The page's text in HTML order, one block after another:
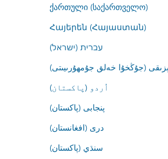
ქართული (საქართველო)
Հայերեն (Հայաստան)
עברית (ישראל)
(جۇڭخۇا خەلق جۇمھۇرىيىتى)
اُردو (پاکستان)
پنجابی (پاکستان)
درى (افغانستان)
سنڌي (پاکستان)